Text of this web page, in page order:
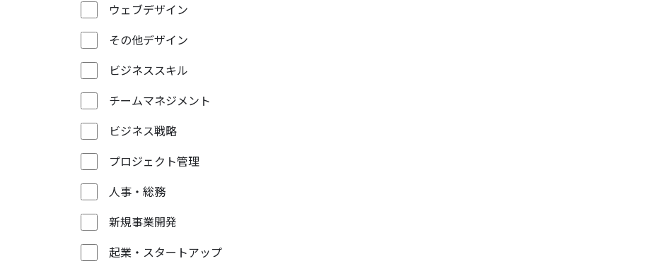
ウェブデザイン
その他デザイン
ビジネススキル
チームマネジメント
ビジネス戦略
プロジェクト管理
人事・総務
新規事業開発
起業・スタートアップ